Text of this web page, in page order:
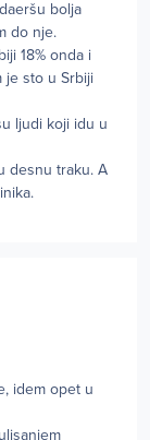
bolja
do nje.
18% onda i
je sto u Srbiji
ljudi koji idu u
desnu traku. A
idem opet u